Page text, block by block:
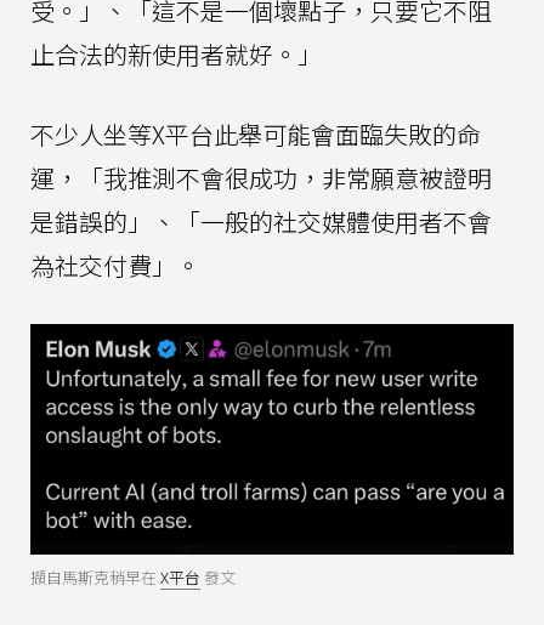
受。」、「這不是一個壞點子，只要它不阻
止合法的新使用者就好。」
不少人坐等X平台此舉可能會面臨失敗的命
運，「我推測不會很成功，非常願意被證明
是錯誤的」、「一般的社交媒體使用者不會
為社交付費」。
擷自馬斯克稍早在 X平台 發文